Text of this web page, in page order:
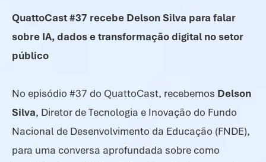
QuattoCast #37 recebe Delson Silva para falar
sobre IA, dados e transformação digital no setor
público
No episódio #37 do QuattoCast, recebemos Delson
Silva, Diretor de Tecnologia e Inovação do Fundo
Nacional de Desenvolvimento da Educação (FNDE),
para uma conversa aprofundada sobre como